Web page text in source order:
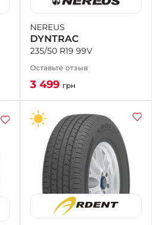
NEREUS
DYNTRAC
235/50 R19 99V
Оставьте отзыв
3 499 грн